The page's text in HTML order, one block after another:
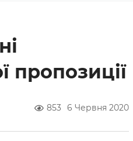
пропозиції
853 6 Червня 2020